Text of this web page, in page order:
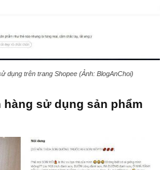
dụng trên trang Shopee (Ảnh: BlogAnChoi)
sử dụng sản phẩm